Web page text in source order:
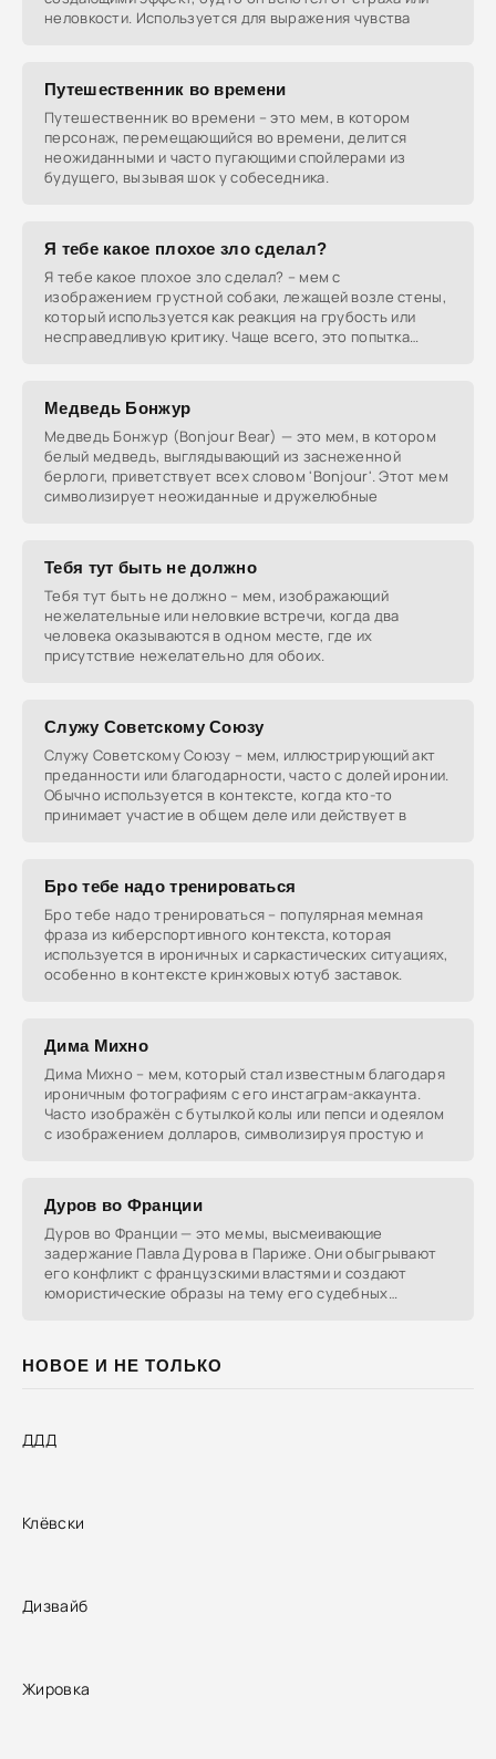
НОВОЕ И НЕ ТОЛЬКО
ДДД
Клёвски
Дизвайб
Жировка
неловкости. Используется для выражения чувства
Путешественник во времени
Путешественник во времени – это мем, в котором
персонаж, перемещающийся во времени, делится
неожиданными и часто пугающими спойлерами из
будущего, вызывая шок у собеседника.
Я тебе какое плохое зло сделал?
Я тебе какое плохое зло сделал? – мем с
изображением грустной собаки, лежащей возле стены,
который используется как реакция на грубость или
несправедливую критику. Чаще всего, это попытка
Медведь Бонжур
Медведь Бонжур (Bonjour Bear) — это мем, в котором
белый медведь, выглядывающий из заснеженной
берлоги, приветствует всех словом 'Bonjour'. Этот мем
символизирует неожиданные и дружелюбные
Тебя тут быть не должно
Тебя тут быть не должно – мем, изображающий
нежелательные или неловкие встречи, когда два
человека оказываются в одном месте, где их
присутствие нежелательно для обоих.
Служу Советскому Союзу
Служу Советскому Союзу – мем, иллюстрирующий акт
преданности или благодарности, часто с долей иронии.
Обычно используется в контексте, когда кто-то
принимает участие в общем деле или действует в
Бро тебе надо тренироваться
Бро тебе надо тренироваться – популярная мемная
фраза из киберспортивного контекста, которая
используется в ироничных и саркастических ситуациях,
особенно в контексте кринжовых ютуб заставок.
Дима Михно
Дима Михно – мем, который стал известным благодаря
ироничным фотографиям с его инстаграм-аккаунта.
Часто изображён с бутылкой колы или пепси и одеялом
с изображением долларов, символизируя простую и
Дуров во Франции
Дуров во Франции — это мемы, высмеивающие
задержание Павла Дурова в Париже. Они обыгрывают
его конфликт с французскими властями и создают
юмористические образы на тему его судебных